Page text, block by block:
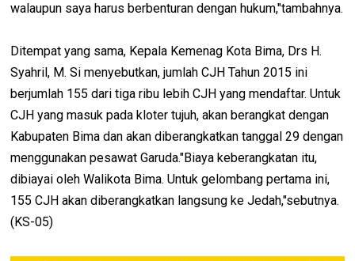
walaupun saya harus berbenturan dengan hukum,"tambahnya.
Ditempat yang sama, Kepala Kemenag Kota Bima, Drs H.
Syahril, M. Si menyebutkan, jumlah CJH Tahun 2015 ini
berjumlah 155 dari tiga ribu lebih CJH yang mendaftar. Untuk
CJH yang masuk pada kloter tujuh, akan berangkat dengan
Kabupaten Bima dan akan diberangkatkan tanggal 29 dengan
menggunakan pesawat Garuda."Biaya keberangkatan itu,
dibiayai oleh Walikota Bima. Untuk gelombang pertama ini,
155 CJH akan diberangkatkan langsung ke Jedah,"sebutnya.
(KS-05)